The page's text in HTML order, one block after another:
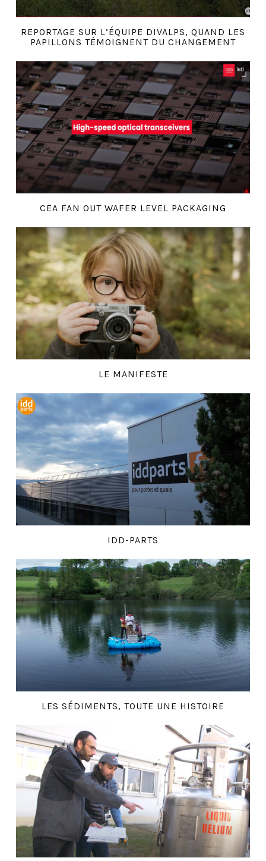
REPORTAGE SUR L’ÉQUIPE DIVALPS, QUAND LES
PAPILLONS TÉMOIGNENT DU CHANGEMENT
CEA FAN OUT WAFER LEVEL PACKAGING
LE MANIFESTE
IDD-PARTS
LES SÉDIMENTS, TOUTE UNE HISTOIRE